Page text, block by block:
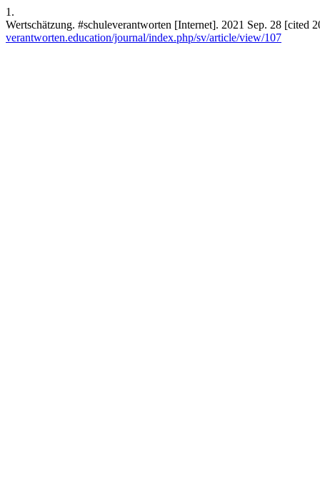
1.
Wertschätzung. #schuleverantworten [Internet]. 2021 Sep. 28
verantworten.education/journal/index.php/sv/article/view/107